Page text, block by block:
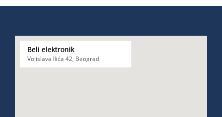
Beli elektronik
Vojislava Ilića 42, Beograd